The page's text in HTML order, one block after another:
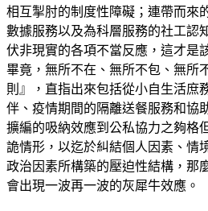
相互掣肘的制度性障礙；連帶而來
數據服務以及為科層服務的社工認
伏非現實的各項不當反應，這才是
畢竟，無所不在、無所不包、無所
則』，直指出來包括從小自生活庶
伴、疫情期間的隔離送餐服務和協
擴編的吸納效應到公私協力之夠格
詭情形，以迄於糾結個人因素、情
政治因素所構築的壓迫性結構，那
會出現一波再一波的灰犀牛效應。